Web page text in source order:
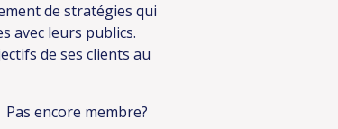
de stratégies qui
avec leurs publics.
de ses clients au
Pas encore membre?